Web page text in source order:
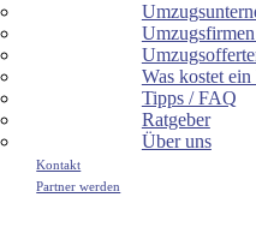
Was kostet
Tipps / FAQ
Ratgeber
Über uns
Kontakt
Partner werden